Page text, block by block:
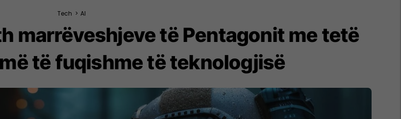
Tech > AI
marrëveshjeve të Pentagonit me tetë
të fuqishme të teknologjisë